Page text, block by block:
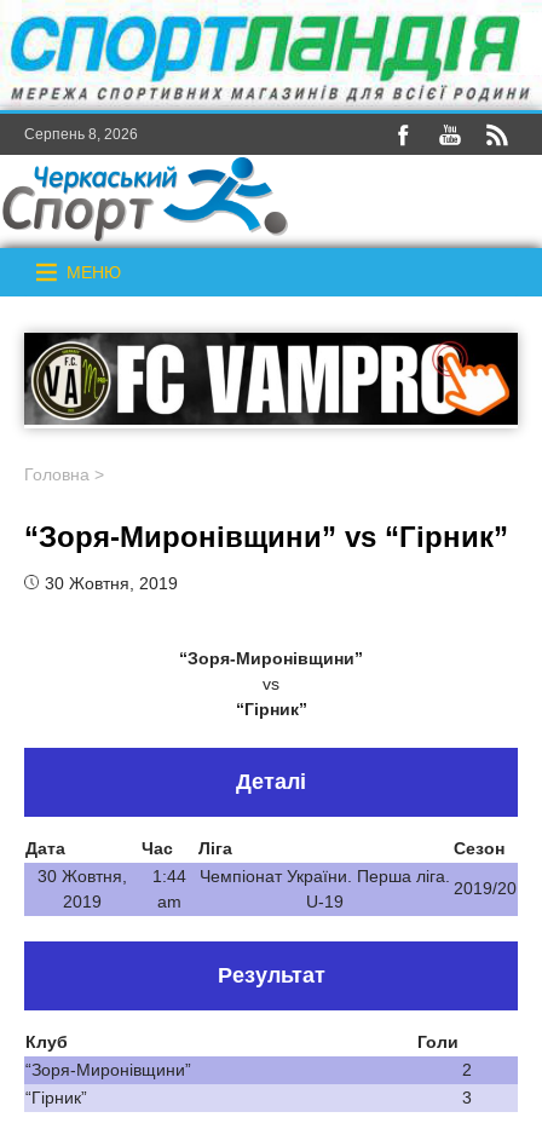
Серпень 8, 2026
МЕНЮ
Головна >
“Зоря-Миронівщини” vs “Гірник”
30 Жовтня, 2019
“Зоря-Миронівщини”
vs
“Гірник”
Деталі
Дата Час Ліга
Сезон
30 Жовтня,
2019
1:44
am
Чемпіонат України. Перша ліга.
U-19
2019/20
Результат
Клуб
Голи
“Зоря-Миронівщини”
2
“Гірник”
3